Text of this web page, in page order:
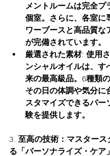
メントルームは完全プ
個室。さらに、各室に
ワーブースと高品質な
が完備されています。
厳選された素材: 使用
ンシャルオイルは、す
来の最高級品。6種類の
その日の体調や気分に
スタマイズできるパー
験を提供します。
3. 至高の技術：マスタース
る「パーソナライズ・ケア」